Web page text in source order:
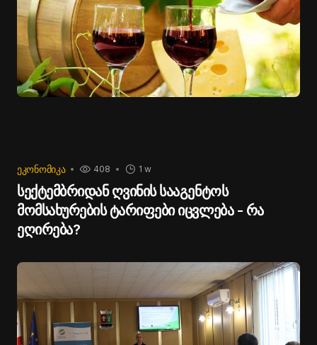
ᲔᲙᲝᲜᲝᲛᲘᲙᲐ 1 w
408
სექტემბრიდან ღვინის სააგენტოს
მომსახურების ტარიფები იცვლება - რა
ეღირება?